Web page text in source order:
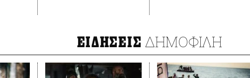
ΕΙΔΗΣΕΙΣ ΔΗΜΟΦΙΛΗ